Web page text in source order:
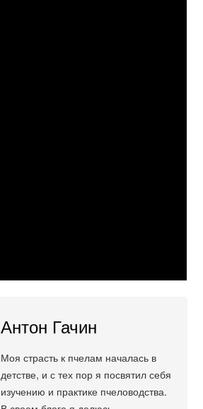
Антон Гачин
Моя страсть к пчелам началась в
детстве, и с тех пор я посвятил себя
изучению и практике пчеловодства.